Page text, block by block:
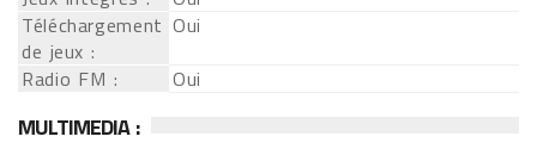
Téléchargement
de jeux :
Oui
Radio FM :
Oui
MULTIMEDIA :